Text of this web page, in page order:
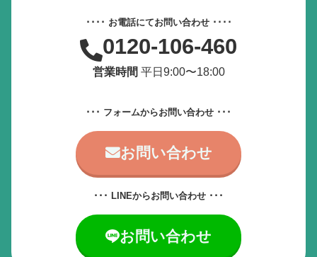
････ お電話にてお問い合わせ ････
0120-106-460
営業時間 平日9:00〜18:00
･･･ フォームからお問い合わせ ･･･
お問い合わせ
･･･ LINEからお問い合わせ ･･･
お問い合わせ